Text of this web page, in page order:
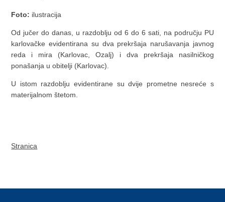
Foto: ilustracija
Od jučer do danas, u razdoblju od 6 do 6 sati, na području PU
karlovačke evidentirana su dva prekršaja narušavanja javnog
reda i mira (Karlovac, Ozalj) i dva prekršaja nasilničkog
ponašanja u obitelji (Karlovac).
U istom razdoblju evidentirane su dvije prometne nesreće s
materijalnom štetom.
Stranica